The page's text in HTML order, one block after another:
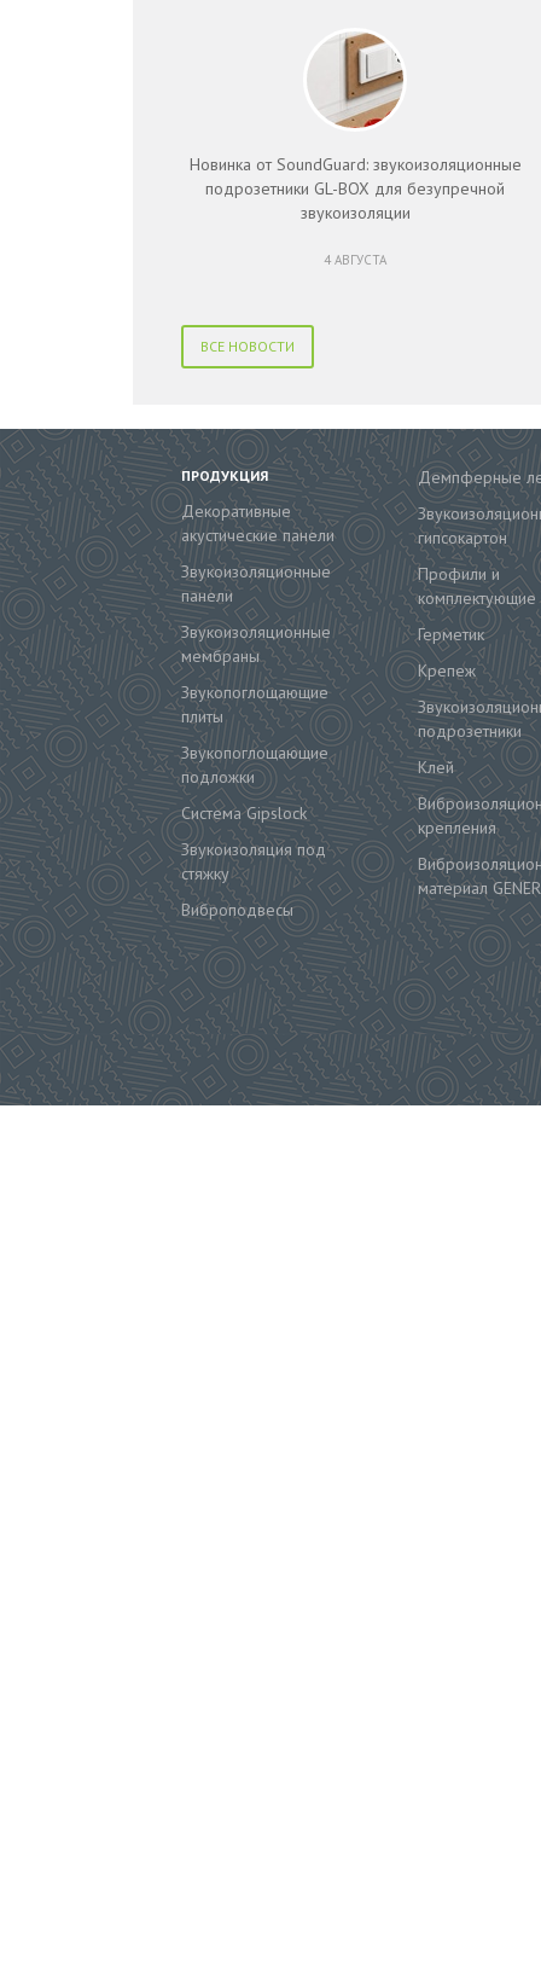
Новинка от SoundGuard: звукоизоляционные
подрозетники GL-BOX для безупречной
звукоизоляции
4 АВГУСТА
ВСЕ НОВОСТИ
ПРОДУКЦИЯ
Декоративные
акустические панели
Звукоизоляционные
панели
Звукоизоляционные
мембраны
Звукопоглощающие
плиты
Звукопоглощающие
подложки
Система Gipslock
Звукоизоляция под
стяжку
Виброподвесы
Демпферные
гипсокартон
Профили и
комплектующие
Герметик
Крепеж
подрозетники
Клей
крепления
материал